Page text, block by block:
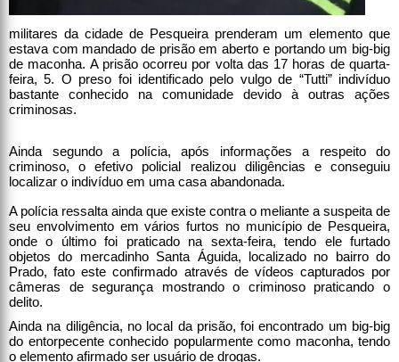
militares da cidade de Pesqueira prenderam um elemento que
estava com mandado de prisão em aberto e portando um big-big
de maconha. A prisão ocorreu por volta das 17 horas de quarta-
feira, 5. O preso foi identificado pelo vulgo de “Tutti” indivíduo
bastante conhecido na comunidade devido à outras ações
criminosas.
Ainda segundo a polícia, após informações a respeito do
criminoso, o efetivo policial realizou diligências e conseguiu
localizar o indivíduo em uma casa abandonada.
A polícia ressalta ainda que existe contra o meliante a suspeita de
seu envolvimento em vários furtos no município de Pesqueira,
onde o último foi praticado na sexta-feira, tendo ele furtado
objetos do mercadinho Santa Águida, localizado no bairro do
Prado, fato este confirmado através de vídeos capturados por
câmeras de segurança mostrando o criminoso praticando o
delito.
Ainda na diligência, no local da prisão, foi encontrado um big-big
do entorpecente conhecido popularmente como maconha, tendo
o elemento afirmado ser usuário de drogas.